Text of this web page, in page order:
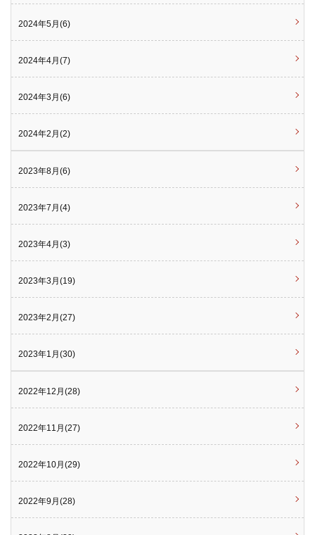
2024年5月(6)
2024年4月(7)
2024年3月(6)
2024年2月(2)
2023年8月(6)
2023年7月(4)
2023年4月(3)
2023年3月(19)
2023年2月(27)
2023年1月(30)
2022年12月(28)
2022年11月(27)
2022年10月(29)
2022年9月(28)